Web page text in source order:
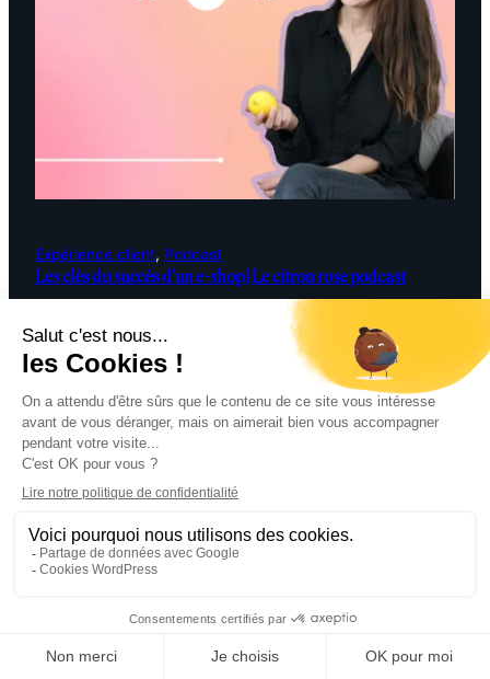
Expérience client, Podcast
Les clés du succès d’un e-shop | Le citron rose podcast